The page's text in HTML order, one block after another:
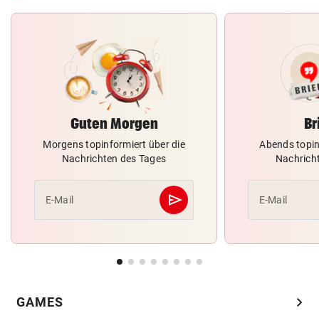
Guten Morgen
Morgens topinformiert über die
Nachrichten des Tages
E-Mail send
Abschicken
Abends
E-Mail
GAMES chevron_right